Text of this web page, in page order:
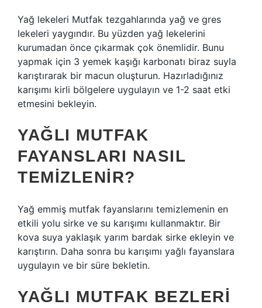
Yağ lekeleri Mutfak tezgahlarında yağ ve gres
lekeleri yaygındır. Bu yüzden yağ lekelerini
kurumadan önce çıkarmak çok önemlidir. Bunu
yapmak için 3 yemek kaşığı karbonatı biraz suyla
karıştırarak bir macun oluşturun. Hazırladığınız
karışımı kirli bölgelere uygulayın ve 1-2 saat etki
etmesini bekleyin.
YAĞLI MUTFAK
FAYANSLARI NASIL
TEMIZLENIR?
Yağ emmiş mutfak fayanslarını temizlemenin en
etkili yolu sirke ve su karışımı kullanmaktır. Bir
kova suya yaklaşık yarım bardak sirke ekleyin ve
karıştırın. Daha sonra bu karışımı yağlı fayanslara
uygulayın ve bir süre bekletin.
YAĞLI MUTFAK BEZLERI